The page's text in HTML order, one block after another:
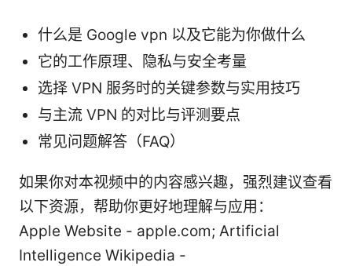
什么是 Google vpn 以及它能为你做什么
它的工作原理、隐私与安全考量
选择 VPN 服务时的关键参数与实用技巧
与主流 VPN 的对比与评测要点
常见问题解答（FAQ）
如果你对本视频中的内容感兴趣，强烈建议查看
以下资源，帮助你更好地理解与应用：
Apple Website - apple.com; Artificial
Intelligence Wikipedia -